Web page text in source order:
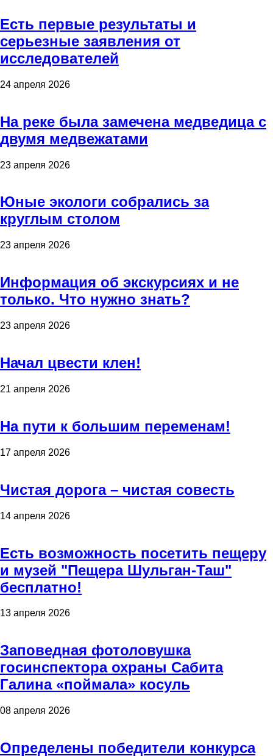
Есть первые результаты и
серьезные заявления от
исследователей
24 апреля 2026
На реке была замечена медведица с
двумя медвежатами
23 апреля 2026
Юные экологи собрались за
круглым столом
23 апреля 2026
Информация об экскурсиях и не
только. Что нужно знать?
23 апреля 2026
Начал цвести клен!
21 апреля 2026
На пути к большим переменам!
17 апреля 2026
Чистая дорога – чистая совесть
14 апреля 2026
Есть возможность посетить пещеру
и музей "Пещера Шульган-Таш"
бесплатно!
13 апреля 2026
Заповедная фотоловушка
госинспектора охраны Сабита
Галина «поймала» косуль
08 апреля 2026
Определены победители конкурса